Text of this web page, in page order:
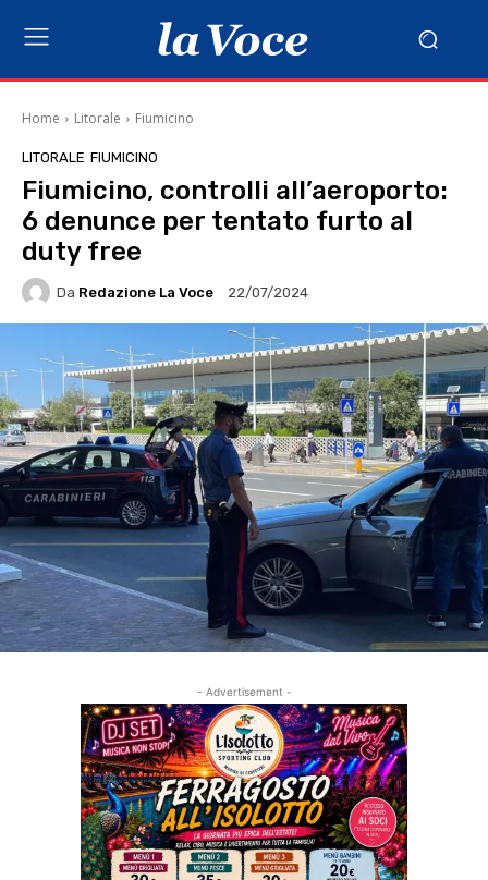
Home Litorale Fiumicino
LITORALE FIUMICINO
Fiumicino, controlli all’aeroporto:
6 denunce per tentato furto al
duty free
Da Redazione La Voce 22/07/2024
- Advertisement -